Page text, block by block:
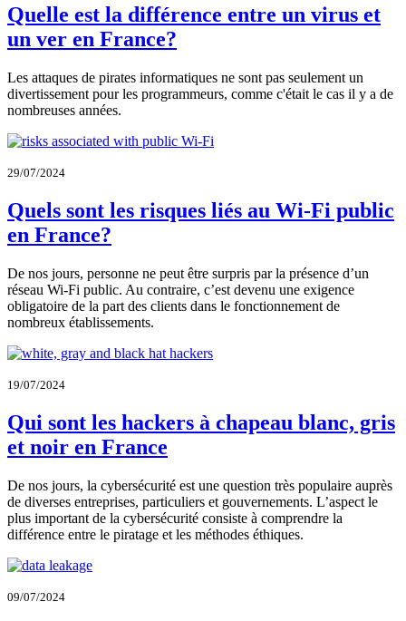
Quelle est la différence entre un virus et
un ver en France?
Les attaques de pirates informatiques ne sont pas seulement un
divertissement pour les programmeurs, comme c'était le cas il y a de
nombreuses années.
29/07/2024
Quels sont les risques liés au Wi-Fi public
en France?
De nos jours, personne ne peut être surpris par la présence d’un
réseau Wi-Fi public. Au contraire, c’est devenu une exigence
obligatoire de la part des clients dans le fonctionnement de
nombreux établissements.
19/07/2024
Qui sont les hackers à chapeau blanc, gris
et noir en France
De nos jours, la cybersécurité est une question très populaire auprès
de diverses entreprises, particuliers et gouvernements. L’aspect le
plus important de la cybersécurité consiste à comprendre la
différence entre le piratage et les méthodes éthiques.
09/07/2024